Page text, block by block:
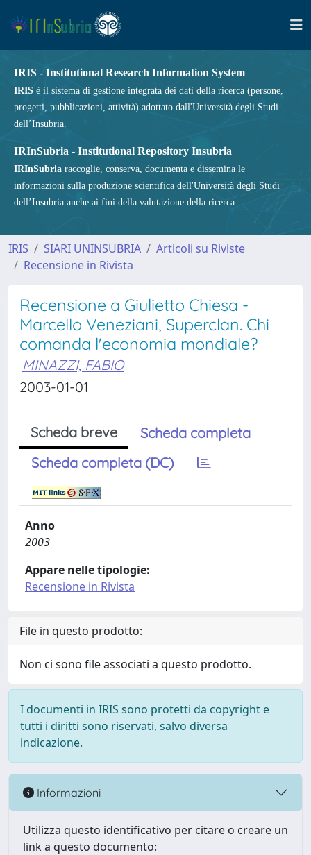
IRIS - Institutional Research Information System
IRIS è il sistema di gestione integrata dei dati della ricerca (persone,
progetti, pubblicazioni, attività) adottato dall'Università degli Studi
dell’Insubria.
IRInSubria - Institutional Repository Insubria
IRInSubria raccoglie, conserva, documenta e dissemina le
informazioni sulla produzione scientifica dell'Università degli Studi
dell’Insubria anche ai fini della valutazione della ricerca.
IRIS SIARI UNINSUBRIA
Articoli su Riviste
Recensione in Rivista
Recensione a Giulietto Chiesa -
Marcello Veneziani, Superclan. Chi
comanda l'economia mondiale?
MINAZZI, FABIO
2003-01-01
Scheda breve
Scheda completa
Scheda completa (DC)
Anno
2003
Appare nelle tipologie:
Recensione in Rivista
File in questo prodotto:
Non ci sono file associati a questo prodotto.
I documenti in IRIS sono protetti da copyright e
tutti i diritti sono riservati, salvo diversa
indicazione.
Informazioni
Utilizza questo identificativo per citare o creare un
link a questo documento: